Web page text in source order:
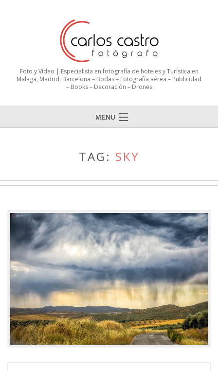
Foto y Vídeo | Especialista en fotografía de hoteles y Turística en
Malaga, Madrid, Barcelona – Bodas – Fotografía aérea – Publicidad
– Books – Decoración – Drones
MENU
TAG: SKY